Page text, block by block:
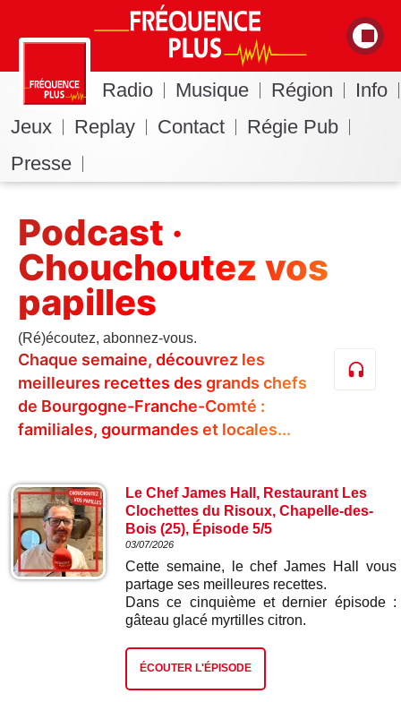
Radio Musique Région
Info
Jeux
Replay Contact
Régie Pub
Presse
Podcast ·
Chouchoutez vos
papilles
(Ré)écoutez, abonnez-vous.
Chaque semaine, découvrez les
meilleures recettes des grands chefs
de Bourgogne-Franche-Comté :
familiales, gourmandes et locales...
Le Chef James Hall, Restaurant Les
Clochettes du Risoux, Chapelle-des-
Bois (25), Épisode 5/5
03/07/2026
Cette semaine, le chef James Hall vous
partage ses meilleures recettes.
Dans ce cinquième et dernier épisode :
gâteau glacé myrtilles citron.
ÉCOUTER L'ÉPISODE